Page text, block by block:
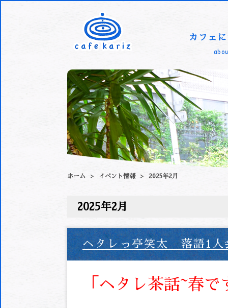
カフェ
ホーム イベント情報 2025年2月
2025年2月
ヘタレっ亭笑太 落語1人
「ヘタレ茶話~春